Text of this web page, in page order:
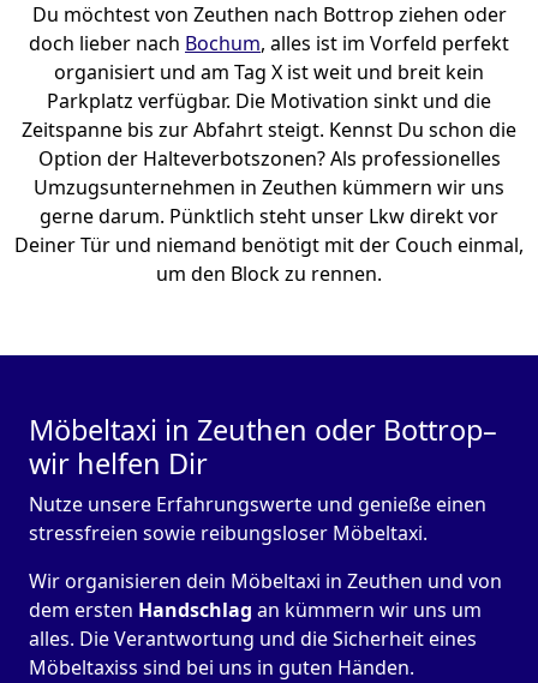
Du möchtest von Zeuthen nach Bottrop ziehen oder
doch lieber nach Bochum, alles ist im Vorfeld perfekt
organisiert und am Tag X ist weit und breit kein
Parkplatz verfügbar. Die Motivation sinkt und die
Zeitspanne bis zur Abfahrt steigt. Kennst Du schon die
Option der Halteverbotszonen? Als professionelles
Umzugsunternehmen in Zeuthen kümmern wir uns
gerne darum. Pünktlich steht unser Lkw direkt vor
Deiner Tür und niemand benötigt mit der Couch einmal,
um den Block zu rennen.
Möbeltaxi in Zeuthen oder Bottrop–
wir helfen Dir
Nutze unsere Erfahrungswerte und genieße einen
stressfreien sowie reibungsloser Möbeltaxi.
Wir organisieren dein Möbeltaxi in Zeuthen und von
dem ersten Handschlag an kümmern wir uns um
alles. Die Verantwortung und die Sicherheit eines
Möbeltaxiss sind bei uns in guten Händen.